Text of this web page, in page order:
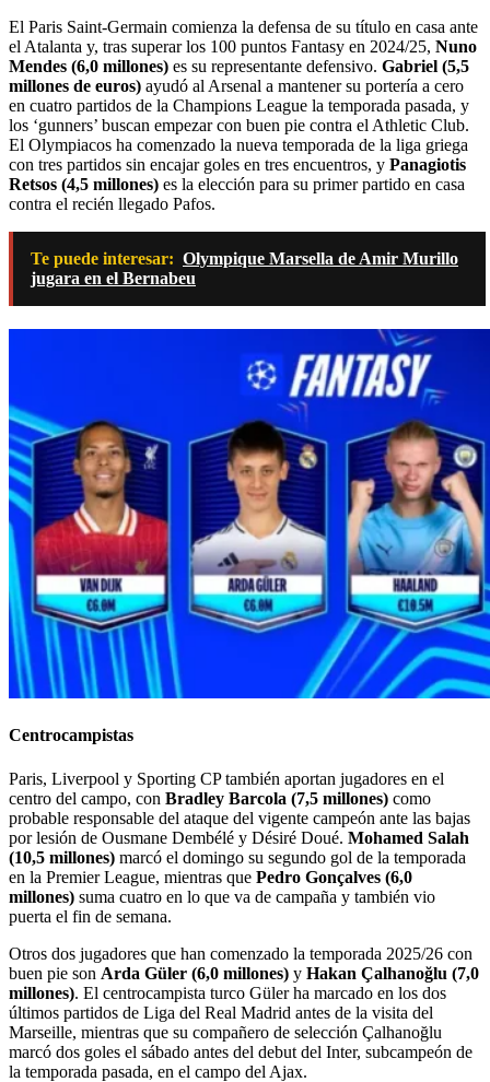
El Paris Saint-Germain comienza la defensa de su título en casa ante
el Atalanta y, tras superar los 100 puntos Fantasy en 2024/25, Nuno
Mendes (6,0 millones) es su representante defensivo. Gabriel (5,5
millones de euros) ayudó al Arsenal a mantener su portería a cero
en cuatro partidos de la Champions League la temporada pasada, y
los ‘gunners’ buscan empezar con buen pie contra el Athletic Club.
El Olympiacos ha comenzado la nueva temporada de la liga griega
con tres partidos sin encajar goles en tres encuentros, y Panagiotis
Retsos (4,5 millones) es la elección para su primer partido en casa
contra el recién llegado Pafos.
Te puede interesar: Olympique Marsella de Amir Murillo
jugara en el Bernabeu
Centrocampistas
Paris, Liverpool y Sporting CP también aportan jugadores en el
centro del campo, con Bradley Barcola (7,5 millones) como
probable responsable del ataque del vigente campeón ante las bajas
por lesión de Ousmane Dembélé y Désiré Doué. Mohamed Salah
(10,5 millones) marcó el domingo su segundo gol de la temporada
en la Premier League, mientras que Pedro Gonçalves (6,0
millones) suma cuatro en lo que va de campaña y también vio
puerta el fin de semana.
Otros dos jugadores que han comenzado la temporada 2025/26 con
buen pie son Arda Güler (6,0 millones) y Hakan Çalhanoğlu (7,0
millones). El centrocampista turco Güler ha marcado en los dos
últimos partidos de Liga del Real Madrid antes de la visita del
Marseille, mientras que su compañero de selección Çalhanoğlu
marcó dos goles el sábado antes del debut del Inter, subcampeón de
la temporada pasada, en el campo del Ajax.